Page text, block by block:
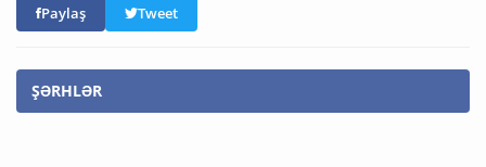
Paylaş Tweet
ŞƏRHLƏR